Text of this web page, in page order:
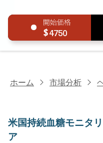
4750
ホーム 市場分析
米国持続血糖モニタ
ア